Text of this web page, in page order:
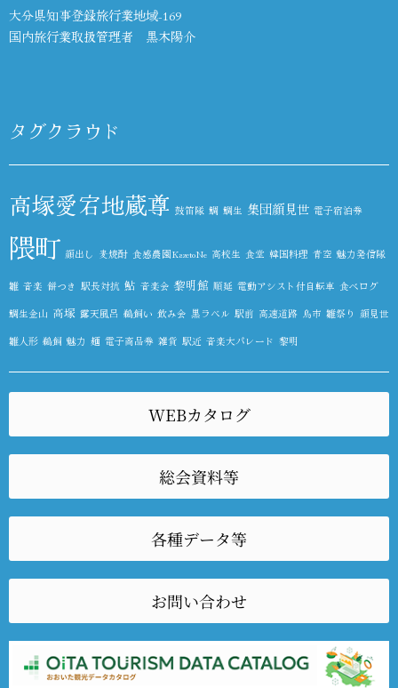
大分県知事登録旅行業地域-169
国内旅行業取扱管理者 黒木陽介
タグクラウド
高塚愛宕地蔵尊 鼓笛隊 鯛 鯛生 集団顔見世 電子宿泊券
隈町 顔出し 麦焼酎 食感農園KazetoNe 高校生 食堂 韓国料理 青空 魅力発信隊
雛 音楽 餅つき 駅長対抗 鮎 音楽会 黎明館 順延 電動アシスト付自転車 食べログ
鯛生金山 高塚 露天風呂 鵜飼い 飲み会 黒ラベル 駅前 高速道路 鳥市 雛祭り 顔見世
雛人形 鵜飼 魅力 麺 電子商品券 雑貨 駅近 音楽大パレード 黎明
WEBカタログ
総会資料等
各種データ等
お問い合わせ